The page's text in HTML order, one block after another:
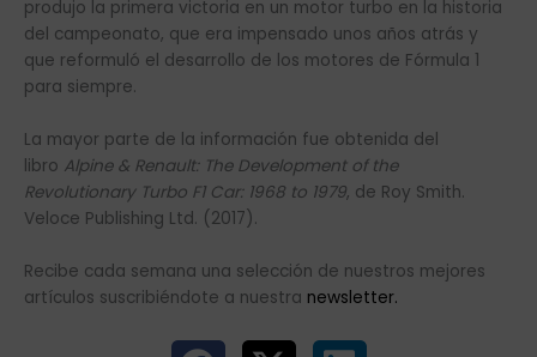
produjo la primera victoria en un motor turbo en la historia
del campeonato, que era impensado unos años atrás y
que reformuló el desarrollo de los motores de Fórmula 1
para siempre.
La mayor parte de la información fue obtenida del
libro Alpine & Renault: The Development of the
Revolutionary Turbo F1 Car: 1968 to 1979, de Roy Smith.
Veloce Publishing Ltd. (2017).
Recibe cada semana una selección de nuestros mejores
artículos suscribiéndote a nuestra newsletter.